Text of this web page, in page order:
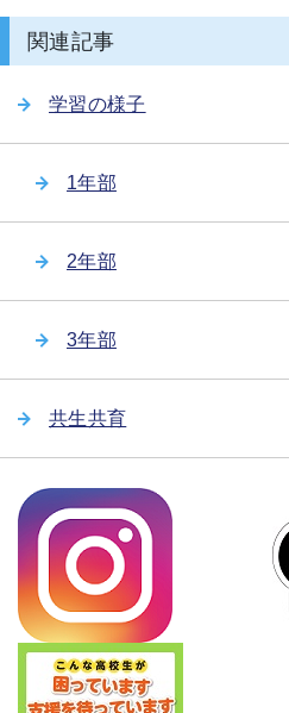
関連記事
学習の様子
1年部
2年部
3年部
共生共育